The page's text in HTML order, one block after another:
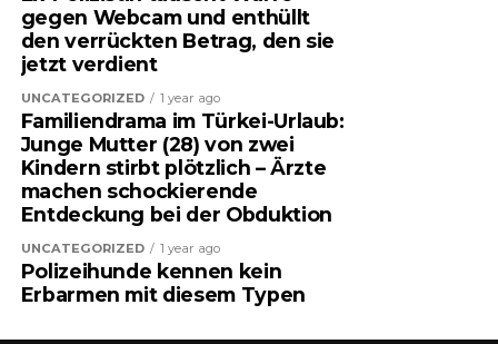
gegen Webcam und enthüllt
den verrückten Betrag, den sie
jetzt verdient
UNCATEGORIZED 1 year ago
Familiendrama im Türkei-Urlaub:
Junge Mutter (28) von zwei
Kindern stirbt plötzlich – Ärzte
machen schockierende
Entdeckung bei der Obduktion
UNCATEGORIZED 1 year ago
Polizeihunde kennen kein
Erbarmen mit diesem Typen